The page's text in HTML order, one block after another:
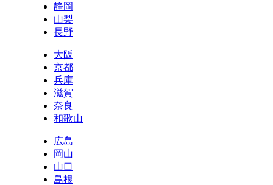
静岡
山梨
長野
大阪
京都
兵庫
滋賀
奈良
和歌山
広島
岡山
山口
島根